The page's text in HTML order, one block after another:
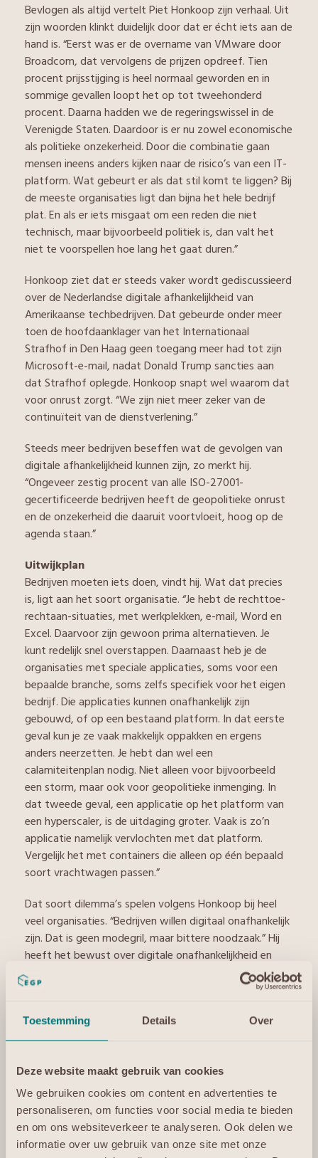
Toestemming Details Over
Deze website maakt gebruik van cookies
We gebruiken cookies om content en advertenties te
personaliseren, om functies voor social media te bieden
en om ons websiteverkeer te analyseren. Ook delen we
informatie over uw gebruik van onze site met onze
Bevlogen als altijd vertelt Piet Honkoop zijn verhaal. Uit
zijn woorden klinkt duidelijk door dat er écht iets aan de
hand is. “Eerst was er de overname van VMware door
Broadcom, dat vervolgens de prijzen opdreef. Tien
procent prijsstijging is heel normaal geworden en in
sommige gevallen loopt het op tot tweehonderd
procent. Daarna hadden we de regeringswissel in de
Verenigde Staten. Daardoor is er nu zowel economische
als politieke onzekerheid. Door die combinatie gaan
mensen ineens anders kijken naar de risico’s van een IT-
platform. Wat gebeurt er als dat stil komt te liggen? Bij
de meeste organisaties ligt dan bijna het hele bedrijf
plat. En als er iets misgaat om een reden die niet
technisch, maar bijvoorbeeld politiek is, dan valt het
niet te voorspellen hoe lang het gaat duren.”
Honkoop ziet dat er steeds vaker wordt gediscussieerd
over de Nederlandse digitale afhankelijkheid van
Amerikaanse techbedrijven. Dat gebeurde onder meer
toen de hoofdaanklager van het Internationaal
Strafhof in Den Haag geen toegang meer had tot zijn
Microsoft-e-mail, nadat Donald Trump sancties aan
dat Strafhof oplegde. Honkoop snapt wel waarom dat
voor onrust zorgt. “We zijn niet meer zeker van de
continuïteit van de dienstverlening.”
Steeds meer bedrijven beseffen wat de gevolgen van
digitale afhankelijkheid kunnen zijn, zo merkt hij.
“Ongeveer zestig procent van alle ISO-27001-
gecertificeerde bedrijven heeft de geopolitieke onrust
en de onzekerheid die daaruit voortvloeit, hoog op de
agenda staan.”
Uitwijkplan
Bedrijven moeten iets doen, vindt hij. Wat dat precies
is, ligt aan het soort organisatie. “Je hebt de rechttoe-
rechtaan-situaties, met werkplekken, e-mail, Word en
Excel. Daarvoor zijn gewoon prima alternatieven. Je
kunt redelijk snel overstappen. Daarnaast heb je de
organisaties met speciale applicaties, soms voor een
bepaalde branche, soms zelfs specifiek voor het eigen
bedrijf. Die applicaties kunnen onafhankelijk zijn
gebouwd, of op een bestaand platform. In dat eerste
geval kun je ze vaak makkelijk oppakken en ergens
anders neerzetten. Je hebt dan wel een
calamiteitenplan nodig. Niet alleen voor bijvoorbeeld
een storm, maar ook voor geopolitieke inmenging. In
dat tweede geval, een applicatie op het platform van
een hyperscaler, is de uitdaging groter. Vaak is zo’n
applicatie namelijk vervlochten met dat platform.
Vergelijk het met containers die alleen op één bepaald
soort vrachtwagen passen.”
Dat soort dilemma’s spelen volgens Honkoop bij heel
veel organisaties. “Bedrijven willen digitaal onafhankelijk
zijn. Dat is geen modegril, maar bittere noodzaak.” Hij
heeft het bewust over digitale onafhankelijkheid en
niet, zoals veel anderen, over digitale soevereiniteit.
“Soevereiniteit gaat vooral over de vraag of iets op de
Digitale onafhankelijkheid is breder. Daarin is ook
disaster recovery een thema. Heb je een uitwijkplan
tijdlijnen, afhankelijk van hoe groot de noodzaak is? En
als de uitwijkroute je primaire locatie wordt, heb je dan
weer een nieuwe uitwijkroute?”
MSP’s als trusted advisor